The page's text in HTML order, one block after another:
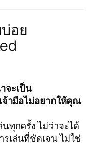
อย
จะเป็น
ามือไม่อยากให้คุณ
ทุกครั้ง ไม่ว่าจะได้
เล่นที่ชัดเจน ไม่ใช่